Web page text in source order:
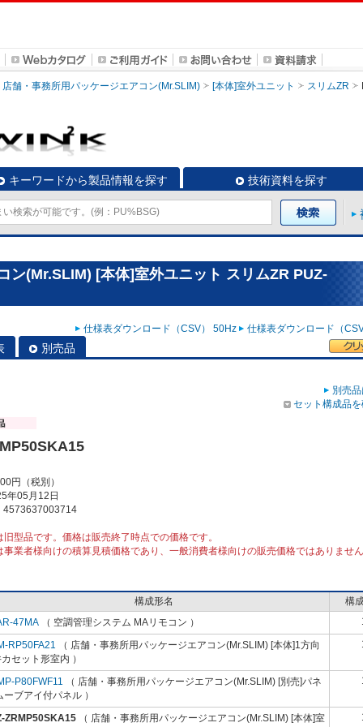
店舗・事務所用パッケージエアコン(Mr.SLIM) [本体]室外ユニット スリムZR
キーワードから製品情報を探す 技術資料を探す
ン(Mr.SLIM) [本体]室外ユニット スリムZR PUZ-
仕様表ダウンロード（CSV） 50Hz 仕様表ダウンロード（
別売品
別売
セット構成品
円（税別）
年05月12日
4573637003714
型品です。価格は販売終了時点での価格です。
業者様向けの積算見積価格であり、一般消費者様向けの販売価格ではありませ
構成形名
構
47MA （ 空調管理システム MAリモコン ）
RP50FA21 （ 店舗・事務所用パッケージエアコン(Mr.SLIM) [本体]1方向
セット形室内 ）
P80FWF11 （ 店舗・事務所用パッケージエアコン(Mr.SLIM) [別売]パネ
ーブアイ付パネル ）
ZRMP50SKA15 （ 店舗・事務所用パッケージエアコン(Mr.SLIM) [本体]室